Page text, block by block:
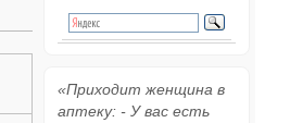
«Приходит женщина в
аптеку: - У вас есть